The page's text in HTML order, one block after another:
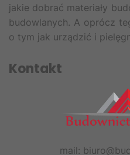
jakie dobrać materiały
budowlanych. A oprócz
o tym jak urządzić i
Kontakt
mail: